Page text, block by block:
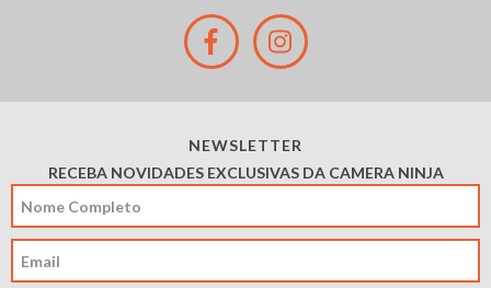
NEWSLETTER
RECEBA NOVIDADES EXCLUSIVAS DA CAMERA NINJA